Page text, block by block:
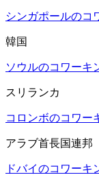
シンガポールのコ
韓国
ソウルのコワーキ
スリランカ
コロンボのコワー
アラブ首長国連邦
ドバイのコワーキ